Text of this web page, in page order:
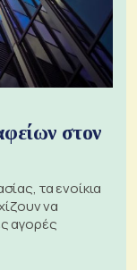
στον
τα ενοίκια
να
αγορές